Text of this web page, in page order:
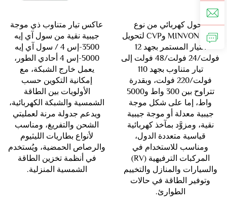
محول كهربائي من نوع
MINVON CVM وCVP لتحويل
التيار المستمر بجهد 12
فولت/24 فولت/48 فولت إلى
تيار متناوب بجهد 110
فولت/220 فولت، وبقدرة
تتراوح بين 300 واط و5000
واط، إما على شكل موجة
جيبية معدلة أو موجة جيبية
نقية، ومزوَّد بمآخذ كهربائية
قياسية متعددة الدول،
ومناسب للاستخدام في
المركبات الترفيهية (RV)
والسيارات والمنازل والتخييم
وتوفير الطاقة في حالات
الطوارئ.
عاكس تيار متناوب ذي موجة
جيبية نقية من سول آي إيه
3500-إس 4 / سول آي إيه
5000-إس 4 أحادي الطور،
يعمل خارج الشبكة، مع
إمكانية التكوين حسب
الأولويات بين الطاقة
الشمسية والشبكة الكهربائية،
ويدعم جدولة مرنة لعمليتي
الشحن والتفريغ، ومناسب
لأنواع بطاريات الليثيوم
والرصاص الحمضية، ويُستخدم
في أنظمة تخزين الطاقة
الشمسية المنزلية.